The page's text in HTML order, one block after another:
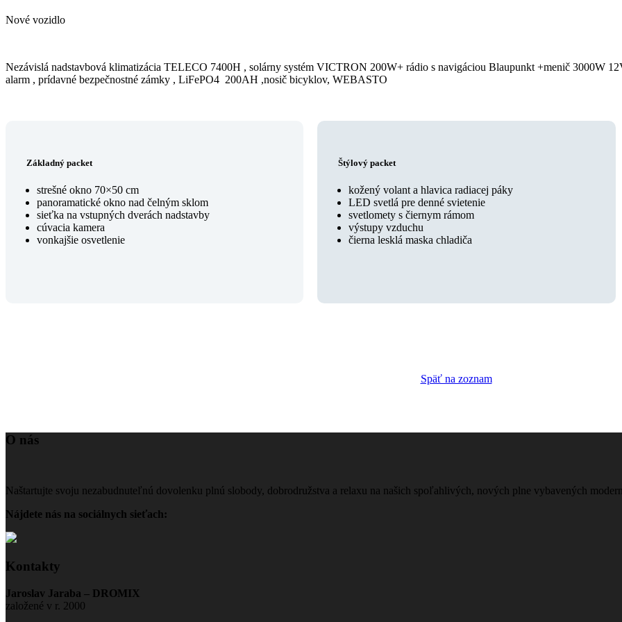
Nové vozidlo
Nezávislá nadstavbová klimatizácia TELECO 7400H , solárny systém VICTRON 200W+ rádio s navigáciou Blaupunkt +menič
alarm , prídavné bezpečnostné zámky , LiFePO4 200AH ,nosič bicyklov, WEBASTO
Základný packet
strešné okno 70×50 cm
panoramatické okno nad čelným sklom
sieťka na vstupných dverách nadstavby
cúvacia kamera
vonkajšie osvetlenie
Štýlový packet
kožený volant a hlavica radiacej páky
LED svetlá pre denné svietenie
svetlomety s čiernym rámom
výstupy vzduchu
čierna lesklá maska chladiča
Späť na zoznam
O nás
Naštartujte svoju nezabudnuteľnú dovolenku plnú slobody, dobrodružstva a relaxu na našich spoľahlivých, nových plne vybavených
Nájdete nás na sociálnych sieťach:
Kontakty
Jaroslav Jaraba – DROMIX
založené v r. 2000